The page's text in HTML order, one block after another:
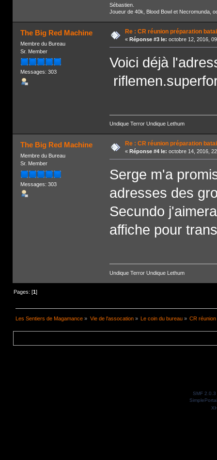
Sébastien.
Joueur de 40k, Blood Bowl et Necromunda,
The Big Red Machine
Membre du Bureau
Sr. Member
Messages: 303
Re : CR réunion préparation
« Réponse #3 le: octobre 12, 2016,
Voici déjà
Undique Terror Undique Lethum
The Big Red Machine
Membre du Bureau
Sr. Member
Messages: 303
Re : CR réunion préparation
« Réponse #4 le: octobre 14, 2016,
Serge m'a
adresses des
Secundo
affiche pour
Undique Terror Undique Lethum
Pages: [1]
Les Sentiers de Magamance » Vie de l'assocation» Le coin du bureau» CR
SMF 2.0.3